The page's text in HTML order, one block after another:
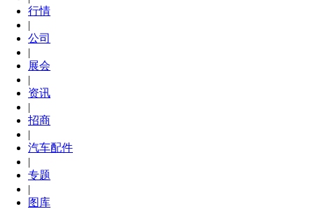
行情
|
公司
|
展会
|
资讯
|
招商
|
汽车配件
|
专题
|
图库